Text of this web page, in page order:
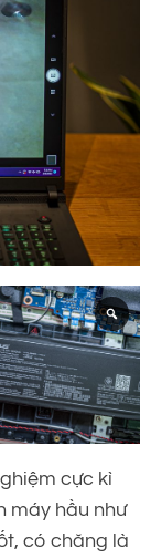
cực kì
máy hầu như
có chăng là